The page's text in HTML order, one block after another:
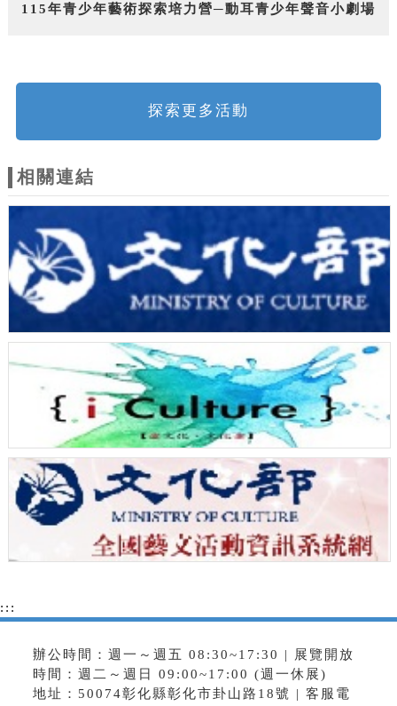
115年青少年藝術探索培力營─動耳青少年聲音小劇場
探索更多活動
相關連結
:::
辦公時間：週一～週五 08:30~17:30 | 展覽開放
時間：週二～週日 09:00~17:00 (週一休展)
地址：50074彰化縣彰化市卦山路18號 | 客服電